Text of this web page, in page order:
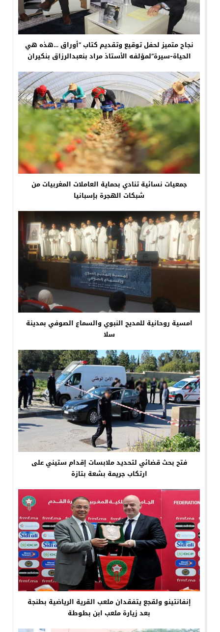
نجاح متميز لحفل توقيع وتقديم كتاب “أوراق …هذه هي
الحياة-سيرة”لمؤلفه الأستاذ مراد بنعبدالرزاق بنكيران
جمعيات نسائية تنادي بحماية العاملات المغربيات من
شبكات الهجرة بإسبانيا
امسية روحانية للمديح النبوي والسماع الصوفي بمدينة
سلا
فتح بحث قضائي لتحديد ملابسات إقدام ستيني على
ارتكاب جريمة بشعة بتازة
إنفانتينو ولقجع يتفقدان ملعب القرية الرياضية بطنجة
بعد زيارة ملعب ابن بطوطة